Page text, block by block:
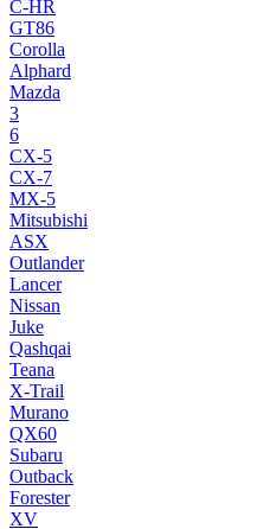
C-HR
GT86
Corolla
Alphard
Mazda
3
6
CX-5
CX-7
MX-5
Mitsubishi
ASX
Outlander
Lancer
Nissan
Juke
Qashqai
Teana
X-Trail
Murano
QX60
Subaru
Outback
Forester
XV